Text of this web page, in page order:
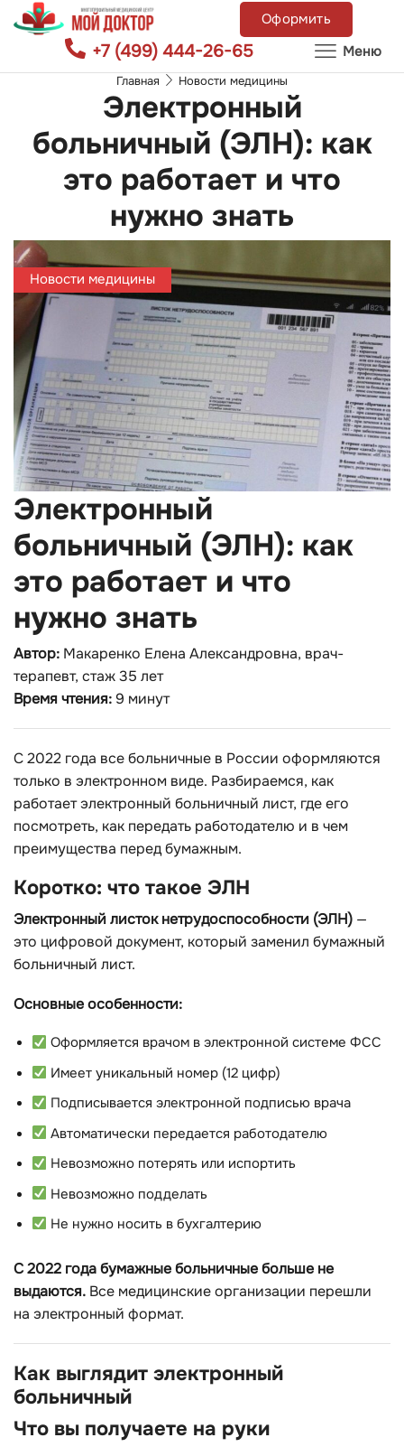
Оформить
+7 (499) 444-26-65 Меню
Главная Новости медицины
Электронный
больничный (ЭЛН): как
это работает и что
нужно знать
Новости медицины
Электронный
больничный (ЭЛН): как
это работает и что
нужно знать
Автор: Макаренко Елена Александровна, врач-
терапевт, стаж 35 лет
Время чтения:9 минут
С 2022 года все больничные в России оформляются
только в электронном виде. Разбираемся, как
работает электронный больничный лист, где его
посмотреть, как передать работодателю и в чем
преимущества перед бумажным.
Коротко: что такое ЭЛН
Электронный листок нетрудоспособности (ЭЛН) —
это цифровой документ, который заменил бумажный
больничный лист.
Основные особенности:
Оформляется врачом в электронной системе ФСС
Имеет уникальный номер (12 цифр)
Подписывается электронной подписью врача
Автоматически передается работодателю
Невозможно потерять или испортить
Невозможно подделать
Не нужно носить в бухгалтерию
С 2022 года бумажные больничные больше не
выдаются. Все медицинские организации перешли
на электронный формат.
Как выглядит электронный
больничный
Что вы получаете на руки